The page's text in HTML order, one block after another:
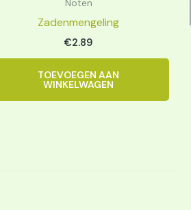
Noten
Zadenmengeling
€2.89
TOEVOEGEN AAN
WINKELWAGEN